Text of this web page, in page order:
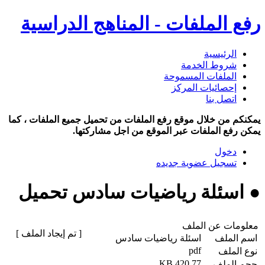
رفع الملفات - المناهج الدراسية
الرئيسية
شروط الخدمة
الملفات المسموحة
إحصائيات المركز
اتصل بنا
يمكنكم من خلال موقع رفع الملفات من تحميل جميع الملفات ، كما
يمكن رفع الملفات عبر الموقع من اجل مشاركتها.
دخول
تسجيل عضوية جديده
● اسئلة رياضيات سادس تحميل
معلومات عن الملف
اسم الملف
اسئلة رياضيات سادس
نوع الملف
pdf
[ تم إيجاد الملف ]